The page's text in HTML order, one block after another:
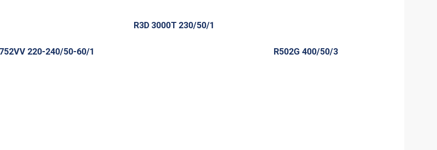
220-240/50-60/1
R3D 3000T 230/50/1
R502G 400/50/3